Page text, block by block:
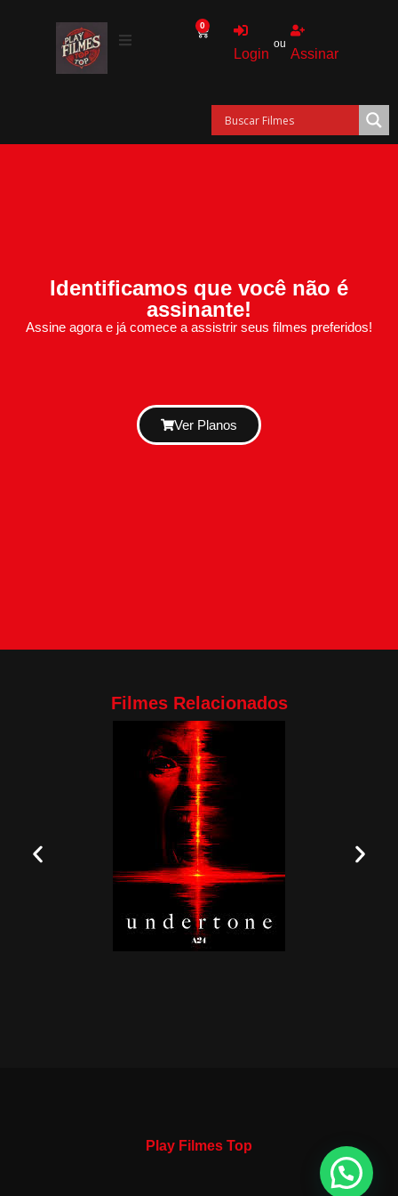
0
Login
ou
Assinar
Identificamos que você não é
assinante!
Assine agora e já comece a assistrir seus filmes preferidos!
Ver Planos
Filmes Relacionados
Play Filmes Top